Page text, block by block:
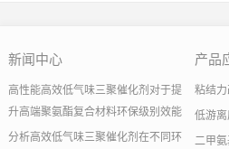
新闻中心
高性能高效低气味三聚催化剂对于提
升高端聚氨酯复合材料环保级别效能
分析高效低气味三聚催化剂在不同环
产品
粘结
低游
二甲